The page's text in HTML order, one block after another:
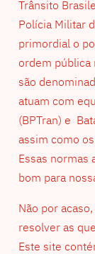
Trânsito
Polícia Militar
primordial o
ordem pública
são
atuam com
(BPTran) e
assim como
Essas normas
bom para
Não por
resolver as
Este site